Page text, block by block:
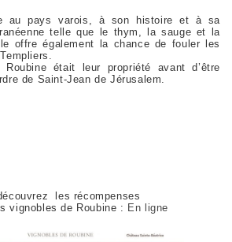
au pays varois, à son histoire et à sa
telle que le thym, la sauge et la
offre également la chance de fouler les
était leur propriété avant d’être
de Saint-Jean de Jérusalem.
les récompenses
vignobles de Roubine : En ligne